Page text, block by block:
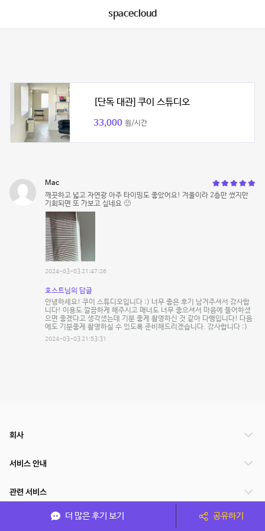
spacecloud
[단독 대관] 쿠이 스튜디오
33,000 원/시간
Mac
깨끗하고 넓고 자연광 아주 타이밍도 좋았어요! 겨울이라 2층만 썼지만
기회되면 또 가보고 싶네요 🙂
2024-03-03 21:47:26
호스트님의 답글
안녕하세요! 쿠이 스튜디오입니다 :) 너무 좋은 후기 남겨주셔서 감사합
니다! 이용도 깔끔하게 해주시고 매너도 너무 좋으셔서 마음에 들어하셨
으면 좋겠다고 생각샜는데 기분 좋게 촬영하신 것 같아 다행입니다! 다음
에도 기분좋게 촬영하실 수 있도록 준비해드리겠습니다. 감사합니다 :)
2024-03-03 21:53:31
더 많은 후기 보기 공유하기
회사
서비스 안내
관련 서비스